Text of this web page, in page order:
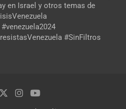
en Israel y otros temas de
#SinFiltros